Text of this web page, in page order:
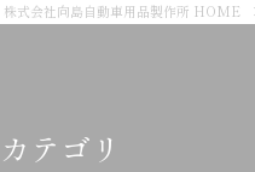
株式会社向島自動車用品製作所 HOME
カテゴリ